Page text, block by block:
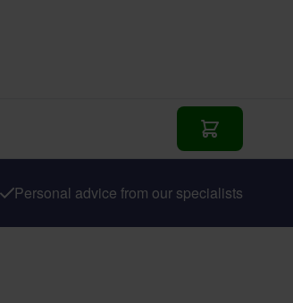
Add to Cart
Personal advice from our specialists